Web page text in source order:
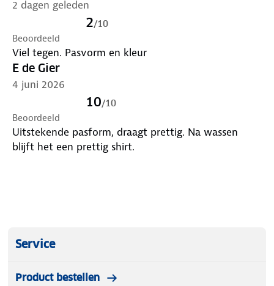
2 dagen geleden
2/10
Beoordeeld
Viel tegen. Pasvorm en kleur
E de Gier
4 juni 2026
10/10
Beoordeeld
Uitstekende pasform, draagt prettig. Na wassen
blijft het een prettig shirt.
Service
Product bestellen